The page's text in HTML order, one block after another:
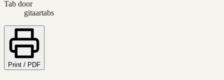
Tab door
gitaartabs
Print / PDF